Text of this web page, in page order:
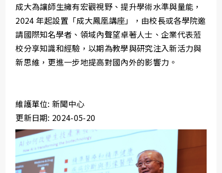
成大為讓師生擁有宏觀視野、提升學術水準與量能，
2024 年起設置「成大鳳凰講座」，由校長或各學院邀
請國際知名學者、領域內聲望卓著人士、企業代表蒞
校分享知識和經驗，以期為教學與研究注入新活力與
新思維，更進一步地提高對國內外的影響力。
維護單位: 新聞中心
更新日期: 2024-05-20